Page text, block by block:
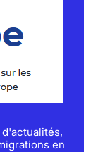
en